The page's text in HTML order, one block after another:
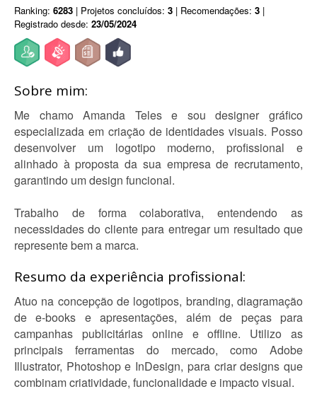
Ranking: 6283 | Projetos concluídos: 3 | Recomendações: 3 |
Registrado desde: 23/05/2024
Sobre mim:
Me chamo Amanda Teles e sou designer gráfico
especializada em criação de identidades visuais. Posso
desenvolver um logotipo moderno, profissional e
alinhado à proposta da sua empresa de recrutamento,
garantindo um design funcional.
Trabalho de forma colaborativa, entendendo as
necessidades do cliente para entregar um resultado que
represente bem a marca.
Resumo da experiência profissional:
Atuo na concepção de logotipos, branding, diagramação
de e-books e apresentações, além de peças para
campanhas publicitárias online e offline. Utilizo as
principais ferramentas do mercado, como Adobe
Illustrator, Photoshop e InDesign, para criar designs que
combinam criatividade, funcionalidade e impacto visual.